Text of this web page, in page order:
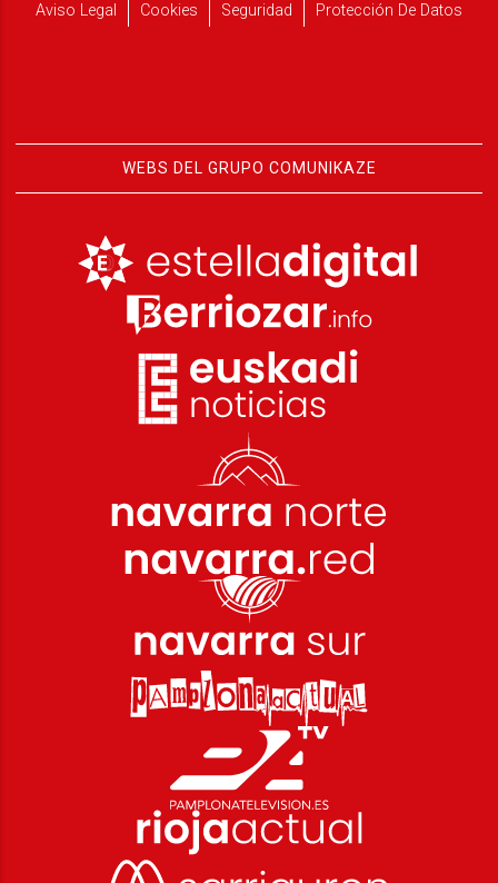
Aviso Legal
Cookies Seguridad Protección De Datos
WEBS DEL GRUPO COMUNIKAZE